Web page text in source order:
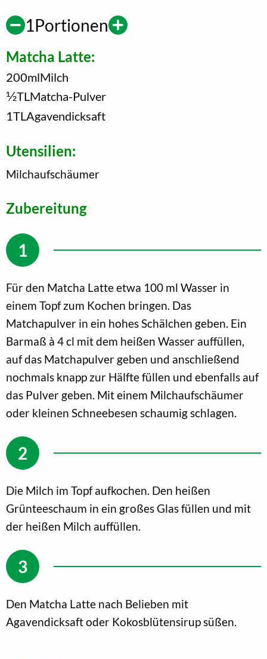
1 Portionen
Matcha Latte:
200mlMilch
1/2TL Matcha-Pulver
1TL Agavendicksaft
Utensilien:
Milchaufschäumer
Zubereitung
Für den Matcha Latte etwa 100 ml Wasser in
einem Topf zum Kochen bringen. Das
Matchapulver in ein hohes Schälchen geben. Ein
Barmaß à 4 cl mit dem heißen Wasser auffüllen,
auf das Matchapulver geben und anschließend
nochmals knapp zur Hälfte füllen und ebenfalls auf
das Pulver geben. Mit einem Milchaufschäumer
oder kleinen Schneebesen schaumig schlagen.
Die Milch im Topf aufkochen. Den heißen
Grünteeschaum in ein großes Glas füllen und mit
der heißen Milch auffüllen.
Den Matcha Latte nach Belieben mit
Agavendicksaft oder Kokosblütensirup süßen.